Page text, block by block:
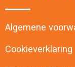
Algemene
Cookieverklaring